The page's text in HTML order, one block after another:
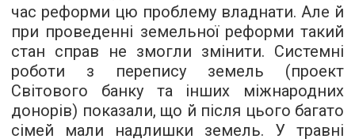
час реформи цю проблему владнати. Але й
при проведенні земельної реформи такий
стан справ не змогли змінити. Системні
роботи з перепису земель (проект
Світового банку та інших міжнародних
донорів) показали, що й після цього багато
сімей мали надлишки земель. У травні